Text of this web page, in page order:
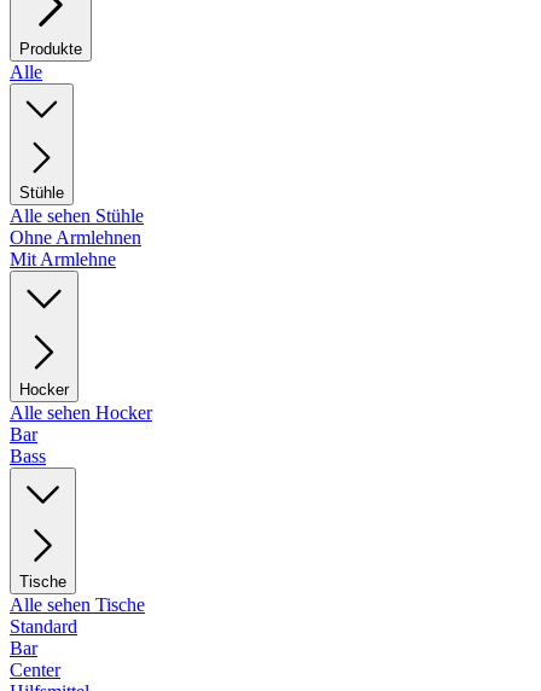
Produkte
Alle
Stühle
Alle sehen Stühle
Ohne Armlehnen
Mit Armlehne
Hocker
Alle sehen Hocker
Bar
Bass
Tische
Alle sehen Tische
Standard
Bar
Center